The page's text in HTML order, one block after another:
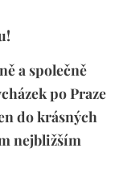
a společně
po Praze
do krásných
nejbližším